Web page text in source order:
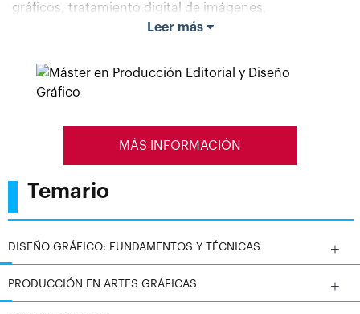
gráficos, tratamiento digital de imágenes,
maquetación digital y web, creación y edición de
animación gráfica y audiovisual. Estas habilidades son
esenciales para los profesionales del diseño web y la
Leer más
MÁS INFORMACIÓN
Temario
DISEÑO GRÁFICO: FUNDAMENTOS Y TÉCNICAS
PRODUCCIÓN EN ARTES GRÁFICAS